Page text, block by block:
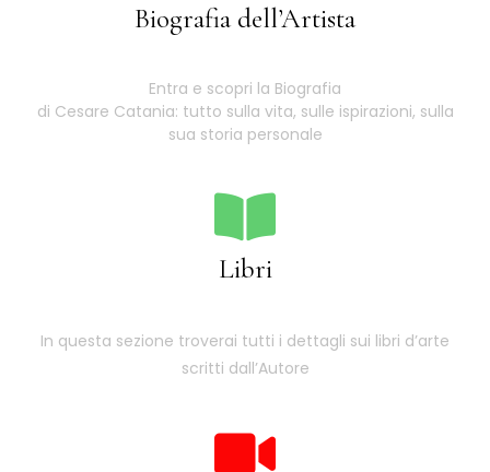
Biografia dell’Artista
Entra e scopri la Biografia
di Cesare Catania: tutto sulla vita, sulle ispirazioni, sulla
sua storia personale
Libri
In questa sezione troverai tutti i dettagli sui libri d’arte
scritti dall’Autore